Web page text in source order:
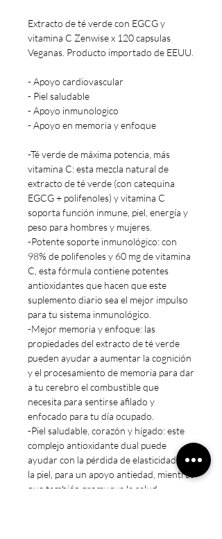
Extracto de té verde con EGCG y
vitamina C Zenwise x 120 capsulas
Veganas. Producto importado de EEUU.
- Apoyo cardiovascular
- Piel saludable
- Apoyo inmunologico
- Apoyo en memoria y enfoque
-Té verde de máxima potencia, más
vitamina C: esta mezcla natural de
extracto de té verde (con catequina
EGCG + polifenoles) y vitamina C
soporta función inmune, piel, energía y
peso para hombres y mujeres.
-Potente soporte inmunológico: con
98% de polifenoles y 60 mg de vitamina
C, esta fórmula contiene potentes
antioxidantes que hacen que este
suplemento diario sea el mejor impulso
para tu sistema inmunológico.
-Mejor memoria y enfoque: las
propiedades del extracto de té verde
pueden ayudar a aumentar la cognición
y el procesamiento de memoria para dar
a tu cerebro el combustible que
necesita para sentirse afilado y
enfocado para tu día ocupado.
-Piel saludable, corazón y hígado: este
complejo antioxidante dual puede
ayudar con la pérdida de elasticidad de
la piel, para un apoyo antiedad, mientras
que también promueve la salud